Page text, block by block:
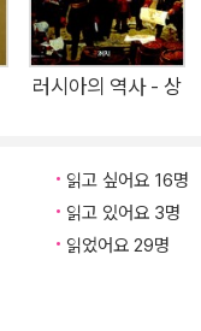
고, 반쪽자리 진실,
에 있었다. 1986년 4
기점검을 위해 원자
시스템의 안전성을
중지 후 원자로의 결
러시아의 역사 - 상
읽고 싶어요 16명
읽고 있어요 3명
읽었어요 29명